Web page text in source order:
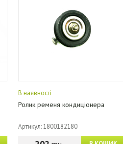
В наявності
Ролик ременя кондиціонера
Артикул: 1800182180